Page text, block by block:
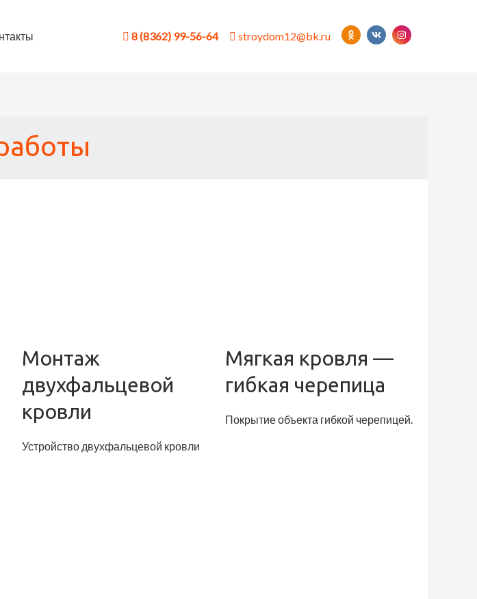
8 (8362) 99-56-64 stroydom12@bk.ru
Монтаж
двухфальцевой
кровли
Устройство двухфальцевой кровли
Мягкая кровля —
гибкая черепица
Покрытие объекта гибкой черепицей.